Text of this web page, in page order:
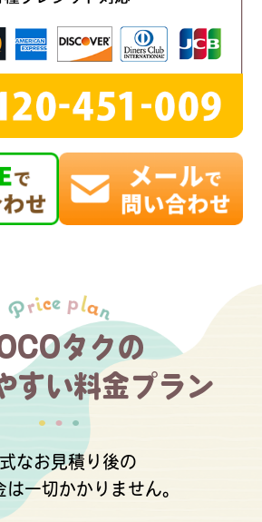
タクの
すい料金プラン
なお見積り後の
は一切かかりません。